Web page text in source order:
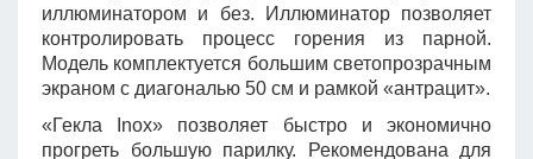
иллюминатором и без. Иллюминатор позволяет
контролировать процесс горения из парной.
Модель комплектуется большим светопрозрачным
экраном с диагональю 50 см и рамкой «антрацит».
«Гекла Inox» позволяет быстро и экономично
прогреть большую парилку. Рекомендована для